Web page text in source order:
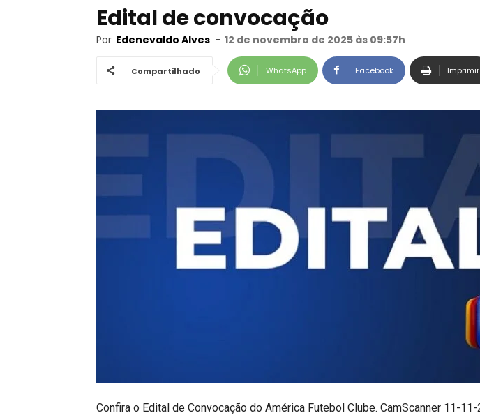
Edital de convocação
Por Edenevaldo Alves - 12 de novembro de 2025 às 09:57h
Compartilhado WhatsApp Facebook Imprimir
Confira o Edital de Convocação do América Futebol Clube. CamScanner 11-